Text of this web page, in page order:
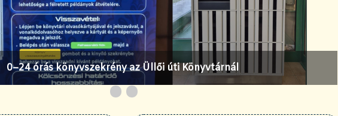
Kikötő Könyvklub - nyáron is!
0–24 órás könyvszekrény az Üllői úti Könyvtárnál